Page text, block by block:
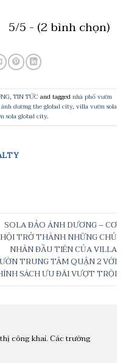
5/5 - (2 bình chọn)
, TIN TỨC and taggednhà phố vườn
ánh dương the global city, villa vườn sola
sola global city.
SOLA ĐẢO ÁNH DƯƠNG – CƠ
HỘI TRỞ THÀNH NHỮNG CHỦ
NHÂN ĐẦU TIÊN CỦA VILLA
TRUNG TÂM QUẬN 2 VỚI
SÁCH ƯU ĐÃI VƯỢT TRỘI
công khai.Các trường